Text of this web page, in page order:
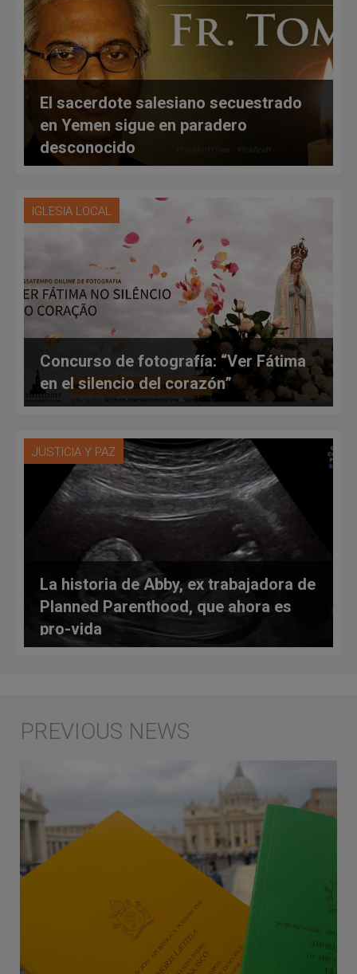
El sacerdote salesiano secuestrado
en Yemen sigue en paradero
desconocido
IGLESIA LOCAL
Concurso de fotografía: “Ver Fátima
en el silencio del corazón”
JUSTICIA Y PAZ
La historia de Abby, ex trabajadora de
Planned Parenthood, que ahora es
pro-vida